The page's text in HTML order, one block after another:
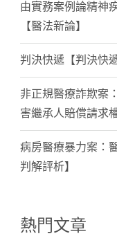
由實務案例論精神
【醫法新論】
判決快遞【判決快遞
非正規醫療詐欺案
害繼承人賠償請求
病房醫療暴力案：
判解評析】
熱門文章